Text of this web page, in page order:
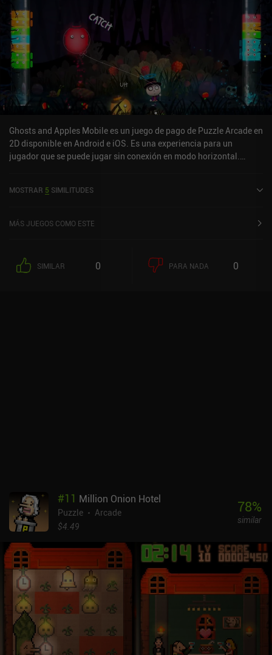
Ghosts and Apples Mobile es un juego de pago de Puzzle Arcade en
2D disponible en Android e iOS. Es una experiencia para un
jugador que se puede jugar sin conexión en modo horizontal.
MOSTRAR 5 SIMILITUDES
MÁS JUEGOS COMO ESTE
SIMILAR 0 PARA NADA 0
#11 Million Onion Hotel
Puzzle
Arcade
$4.49
78%
similar